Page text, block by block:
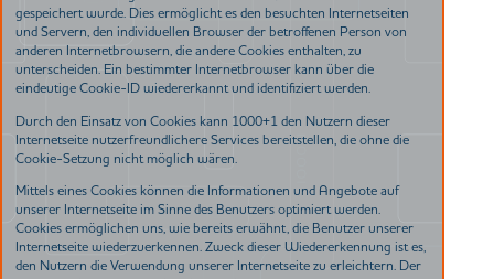
gespeichert wurde. Dies ermöglicht es den besuchten Internetseiten
und Servern, den individuellen Browser der betroffenen Person von
anderen Internetbrowsern, die andere Cookies enthalten, zu
unterscheiden. Ein bestimmter Internetbrowser kann über die
eindeutige Cookie-ID wiedererkannt und identifiziert werden.
Durch den Einsatz von Cookies kann 1000+1 den Nutzern dieser
Internetseite nutzerfreundlichere Services bereitstellen, die ohne die
Cookie-Setzung nicht möglich wären.
Mittels eines Cookies können die Informationen und Angebote auf
unserer Internetseite im Sinne des Benutzers optimiert werden.
Cookies ermöglichen uns, wie bereits erwähnt, die Benutzer unserer
Internetseite wiederzuerkennen. Zweck dieser Wiedererkennung ist es,
den Nutzern die Verwendung unserer Internetseite zu erleichtern. Der